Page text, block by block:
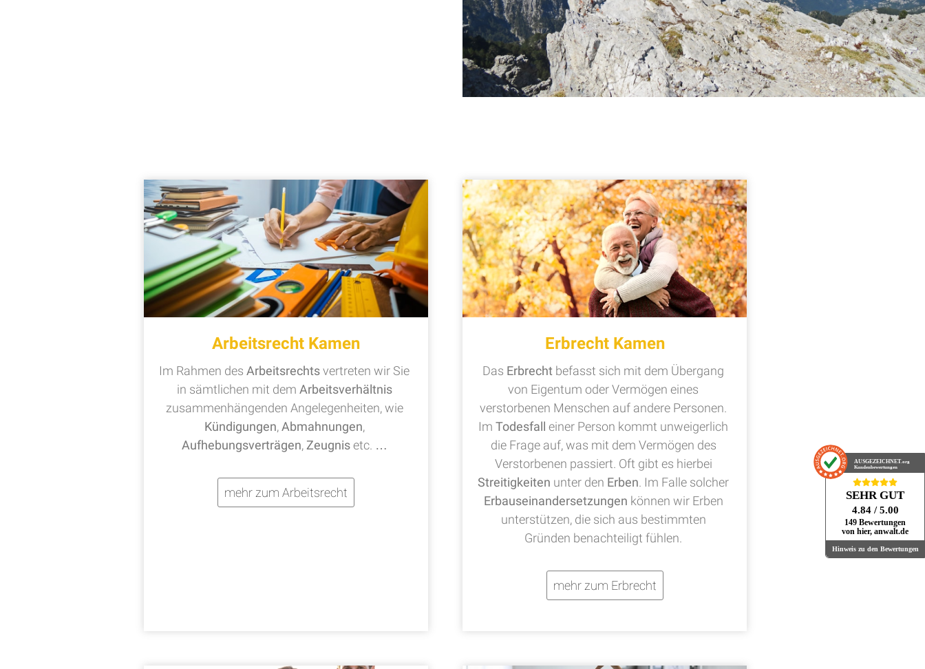
Arbeitsrecht Kamen
Im Rahmen desArbeitsrechtsvertreten wir Sie
in sämtlichen mit dem Arbeitsverhältnis
zusammenhängenden Angelegenheiten, wie
Kündigungen,Abmahnungen,
Aufhebungsverträgen, Zeugnisetc. …
mehr zum Arbeitsrecht
Erbrecht Kamen
Das Erbrecht befasst sich mit dem Übergang
von Eigentum oder Vermögen eines
verstorbenen Menschen auf andere Personen.
ImTodesfalleiner Person kommt unweigerlich
die Frage auf, was mit dem Vermögen des
Verstorbenen passiert. Oft gibt es hierbei
Streitigkeiten unter den Erben . Im Falle solcher
Erbauseinandersetzungen können wir Erben
unterstützen, die sich aus bestimmten
Gründen benachteiligt fühlen.
mehr zum Erbrecht
AUSGEZEICHNET.org
Kundenbewertungen
SEHR GUT
4.84 / 5.00
149 Bewertungen
von hier, anwalt.de
Hinweis zu den Bewertungen